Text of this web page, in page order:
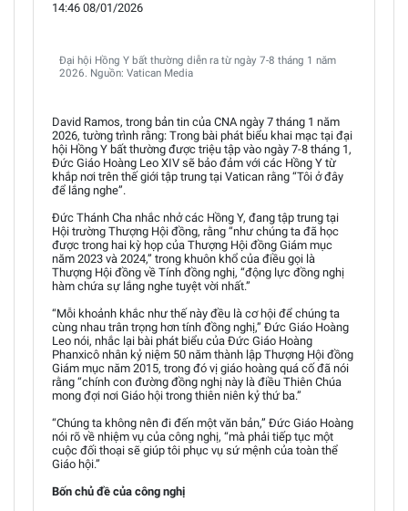
14:46 08/01/2026
Đại hội Hồng Y bất thường diễn ra từ ngày 7-8 tháng 1 năm
2026. Nguồn: Vatican Media
David Ramos, trong bản tin của CNA ngày 7 tháng 1 năm
2026, tường trình rằng: Trong bài phát biểu khai mạc tại đại
hội Hồng Y bất thường được triệu tập vào ngày 7-8 tháng 1,
Đức Giáo Hoàng Leo XIV sẽ bảo đảm với các Hồng Y từ
khắp nơi trên thế giới tập trung tại Vatican rằng “Tôi ở đây
để lắng nghe”.
Đức Thánh Cha nhắc nhở các Hồng Y, đang tập trung tại
Hội trường Thượng Hội đồng, rằng “như chúng ta đã học
được trong hai kỳ họp của Thượng Hội đồng Giám mục
năm 2023 và 2024,” trong khuôn khổ của điều gọi là
Thượng Hội đồng về Tính đồng nghị, “động lực đồng nghị
hàm chứa sự lắng nghe tuyệt vời nhất.”
“Mỗi khoảnh khắc như thế này đều là cơ hội để chúng ta
cùng nhau trân trọng hơn tính đồng nghị,” Đức Giáo Hoàng
Leo nói, nhắc lại bài phát biểu của Đức Giáo Hoàng
Phanxicô nhân kỷ niệm 50 năm thành lập Thượng Hội đồng
Giám mục năm 2015, trong đó vị giáo hoàng quá cố đã nói
rằng “chính con đường đồng nghị này là điều Thiên Chúa
mong đợi nơi Giáo hội trong thiên niên kỷ thứ ba.”
“Chúng ta không nên đi đến một văn bản,” Đức Giáo Hoàng
nói rõ về nhiệm vụ của công nghị, “mà phải tiếp tục một
cuộc đối thoại sẽ giúp tôi phục vụ sứ mệnh của toàn thể
Giáo hội.”
Bốn chủ đề của công nghị